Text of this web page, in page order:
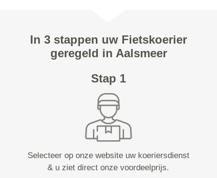
In 3 stappen uw Fietskoerier
geregeld in Aalsmeer
Stap 1
Selecteer op onze website uw koeriersdienst
& u ziet direct onze voordeelprijs.